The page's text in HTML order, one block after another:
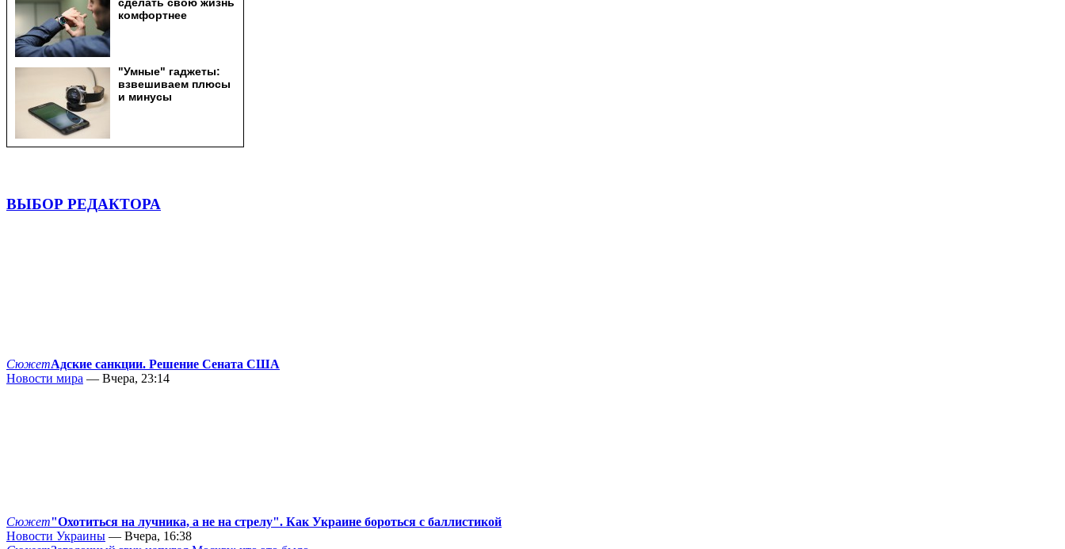
ВЫБОР РЕДАКТОРА
СюжетАдские санкции. Решение Сената США
Новости мира — Вчера, 23:14
Сюжет"Охотиться на лучника, а не на стрелу". Как Украине бороться с баллистикой
Новости Украины — Вчера, 16:38